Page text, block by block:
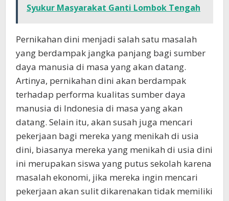
Syukur Masyarakat Ganti Lombok Tengah
Pernikahan dini menjadi salah satu masalah
yang berdampak jangka panjang bagi sumber
daya manusia di masa yang akan datang.
Artinya, pernikahan dini akan berdampak
terhadap performa kualitas sumber daya
manusia di Indonesia di masa yang akan
datang. Selain itu, akan susah juga mencari
pekerjaan bagi mereka yang menikah di usia
dini, biasanya mereka yang menikah di usia dini
ini merupakan siswa yang putus sekolah karena
masalah ekonomi, jika mereka ingin mencari
pekerjaan akan sulit dikarenakan tidak memiliki